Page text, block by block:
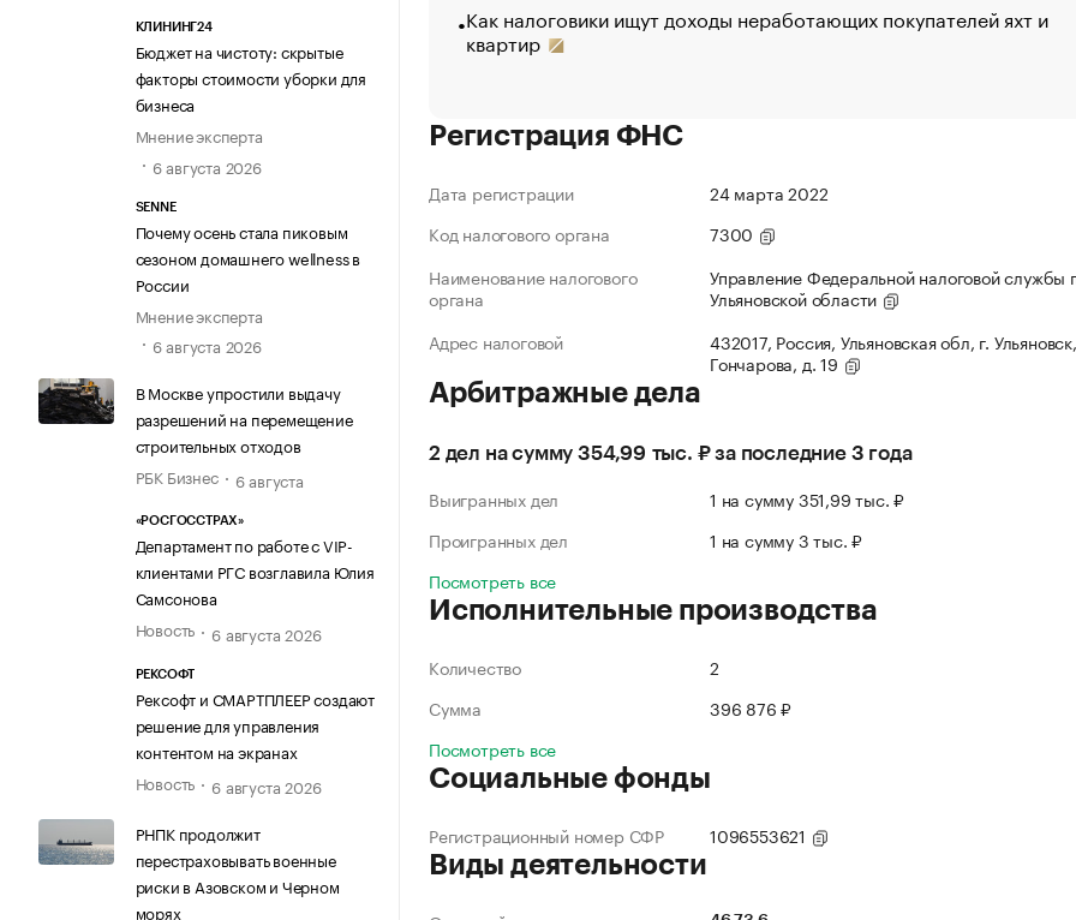
КЛИНИНГ24
Бюджет на чистоту: скрытые
факторы стоимости уборки для
бизнеса
Мнение эксперта
6 августа 2026
SENNE
Почему осень стала пиковым
сезоном домашнего wellness в
России
Мнение эксперта
6 августа 2026
В Москве упростили выдачу
разрешений на перемещение
строительных отходов
РБК Бизнес
6 августа
«РОСГОССТРАХ»
Департамент по работе с VIP-
клиентами РГС возглавила Юлия
Самсонова
Новость
6 августа 2026
РЕКСОФТ
Рексофт и СМАРТПЛЕЕР создают
решение для управления
контентом на экранах
Новость
6 августа 2026
РНПК продолжит
перестраховывать военные
риски в Азовском и Черном
морях
Как налоговики ищут доходы неработающих покупателей яхт и
квартир
Регистрация ФНС
Дата регистрации
24 марта 2022
Код налогового органа
7300
Наименование налогового
органа
Управление Федеральной налоговой службы
Ульяновской области
Адрес налоговой
432017, Россия, Ульяновская обл, г.
Гончарова, д. 19
Арбитражные дела
2 дел на сумму 354,99 тыс. ₽ за последние 3 года
Выигранных дел
1 на сумму 351,99 тыс. ₽
Проигранных дел
1 на сумму 3 тыс. ₽
Посмотреть все
Исполнительные производства
Количество
2
Сумма
396 876 ₽
Посмотреть все
Социальные фонды
Регистрационный номер СФР 1096553621
Виды деятельности